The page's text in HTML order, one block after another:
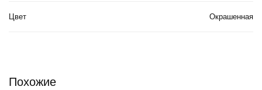
Цвет Окрашенная
Похожие